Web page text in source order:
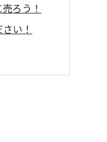
ろう！
い！
ント！